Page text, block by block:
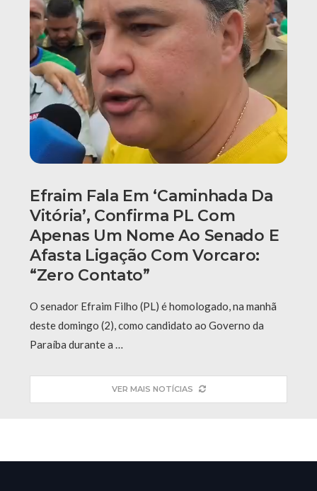
Efraim Fala Em ‘caminhada Da
Vitória’, Confirma PL Com
Apenas Um Nome Ao Senado E
Afasta Ligação Com Vorcaro:
“Zero Contato”
O senador Efraim Filho (PL) é homologado, na manhã
deste domingo (2), como candidato ao Governo da
Paraíba durante a …
VER MAIS NOTÍCIAS